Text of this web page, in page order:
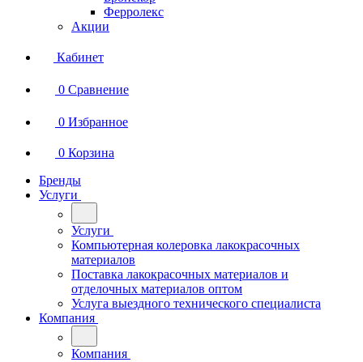
Ферролекс
Акции
Кабинет
0 Сравнение
0 Избранное
0 Корзина
Бренды
Услуги
Услуги
Компьютерная колеровка лакокрасочных
материалов
Поставка лакокрасочных материалов и
отделочных материалов оптом
Услуга выездного технического специалиста
Компания
Компания